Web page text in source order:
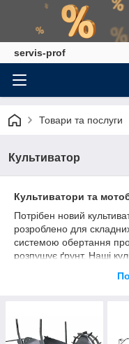
servis-prof
Товари та послуги
Культиватор
Культиватори та
Потрібен новий
розроблено для
системою обертання
розпушує ґрунт. Наші
та системою ручного